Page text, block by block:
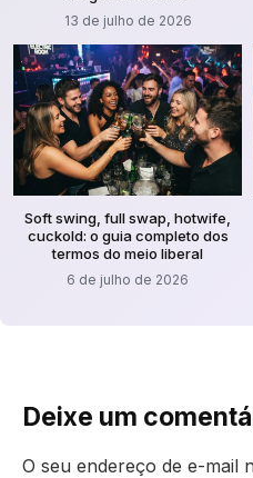
13 de julho de 2026
Soft swing, full swap, hotwife,
cuckold: o guia completo dos
termos do meio liberal
6 de julho de 2026
Deixe um
O seu endereço de e-mail